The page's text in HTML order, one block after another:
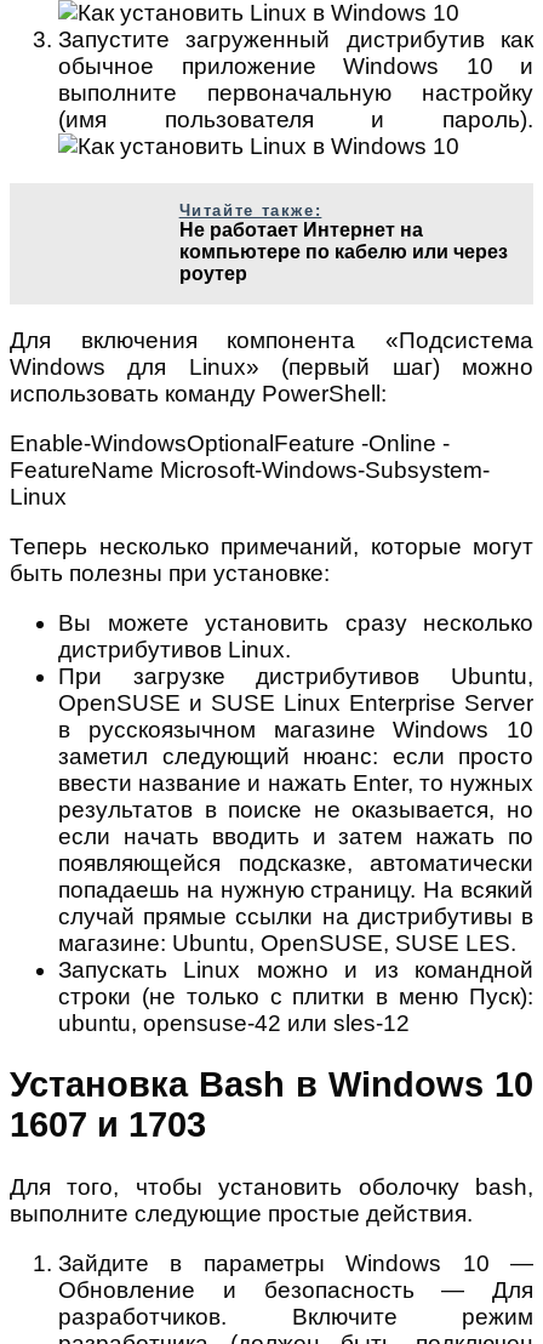
Запустите загруженный дистрибутив как
обычное приложение Windows 10 и
выполните первоначальную настройку
(имя пользователя и пароль).
Читайте также:
Не работает Интернет на
компьютере по кабелю или через
роутер
Для включения компонента «Подсистема
Windows для Linux» (первый шаг) можно
использовать команду PowerShell:
Enable-WindowsOptionalFeature -Online -
FeatureName Microsoft-Windows-Subsystem-
Linux
Теперь несколько примечаний, которые могут
быть полезны при установке:
Вы можете установить сразу несколько
дистрибутивов Linux.
При загрузке дистрибутивов Ubuntu,
OpenSUSE и SUSE Linux Enterprise Server
в русскоязычном магазине Windows 10
заметил следующий нюанс: если просто
ввести название и нажать Enter, то нужных
результатов в поиске не оказывается, но
если начать вводить и затем нажать по
появляющейся подсказке, автоматически
попадаешь на нужную страницу. На всякий
случай прямые ссылки на дистрибутивы в
магазине: Ubuntu, OpenSUSE, SUSE LES.
Запускать Linux можно и из командной
строки (не только с плитки в меню Пуск):
ubuntu, opensuse-42 или sles-12
Установка Bash в Windows 10
1607 и 1703
Для того, чтобы установить оболочку bash,
выполните следующие простые действия.
Зайдите в параметры Windows 10 —
Обновление и безопасность — Для
разработчиков. Включите режим